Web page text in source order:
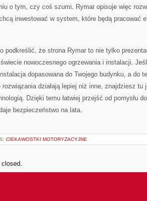
o tym, czy coś szumi. Rymar opisuje więc
inwestować w system, które będą pracować
podkreślić, że strona Rymar to nie tylko
nowoczesnego ogrzewania i instalacji.
dopasowana do Twojego budynku, a do
rozwiązania działają lepiej niż inne, znajdziesz tu
Dzięki temu łatwiej przejść od pomysłu
bezpieczeństwo na lata.
CIEKAWOSTKI MOTORYZACYJNE